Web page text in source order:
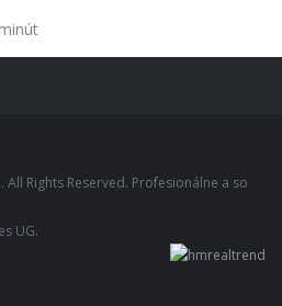
. All Rights Reserved. Profesionálne a so
UG.